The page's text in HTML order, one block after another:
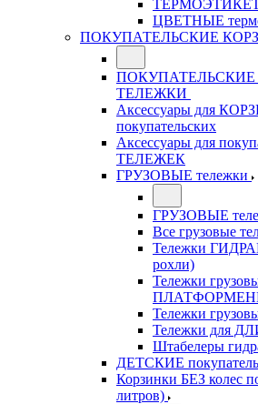
ЦВЕТНЫЕ
ПОКУПАТЕЛЬСКИЕ
ТЕЛЕЖКИ
Аксессуары для
покупательских
Аксессуары для
ТЕЛЕЖЕК
ГРУЗОВЫЕ тележки
ГРУЗОВЫЕ
Все грузовые
Тележки
рохли)
Тележки
Тележки
Тележки для
Штабелеры
ДЕТСКИЕ
Корзинки БЕЗ колес
литров)